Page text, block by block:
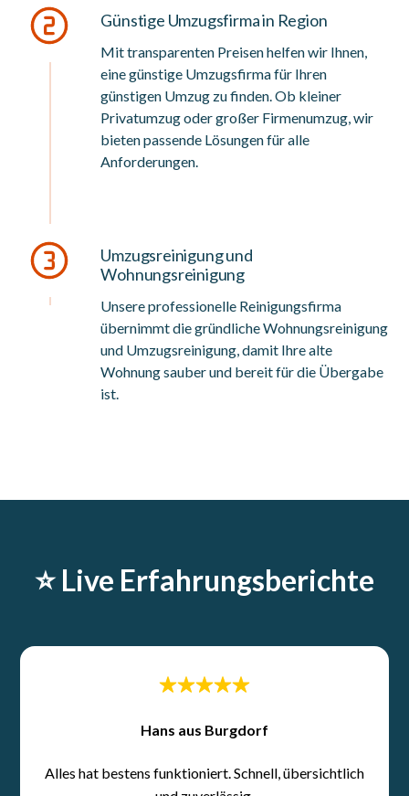
Günstige Umzugsfirma in Region
Mit transparenten Preisen helfen wir Ihnen,
eine günstige Umzugsfirma für Ihren
günstigen Umzug zu finden. Ob kleiner
Privatumzug oder großer Firmenumzug, wir
bieten passende Lösungen für alle
Anforderungen.
Umzugsreinigung und
Wohnungsreinigung
Unsere professionelle Reinigungsfirma
übernimmt die gründliche Wohnungsreinigung
und Umzugsreinigung, damit Ihre alte
Wohnung sauber und bereit für die Übergabe
ist.
⭐️ Live Erfahrungsberichte